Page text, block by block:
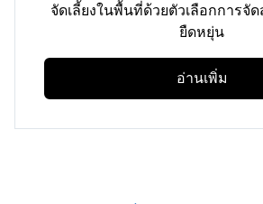
จัดเลี้ยงในพื้นที่ด้วยตัวเลือกการจั
ยืดหยุ่น
อ่านเพิ่ม